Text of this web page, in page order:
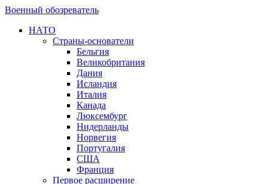
Военный обозреватель
НАТО
Страны-основатели
Бельгия
Великобритания
Дания
Исландия
Италия
Канада
Люксембург
Нидерланды
Норвегия
Португалия
США
Франция
Первое расширение